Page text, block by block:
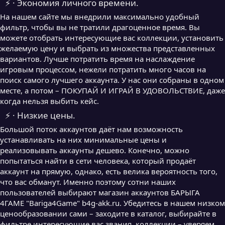
⚡ · Экономия личного времени.
На нашем сайте мы внедрили максимально удобный
фильтр, чтобы вы не тратили драгоценное время. Вы
можете отобрать интересующие вас коллекции, установить
желаемую цену и выбрать из множества представленных
вариантов. Лучше потратить время на наслаждение
игровым процессом, нежели потратить много часов на
поиск самого лучшего аккаунта. У нас они собраны в одном
месте, а потом – ПОКУПАЙ И ИГРАЙ В УДОВОЛЬСТВИЕ, даже
когда нельзя выбить кейс.
⚡ · Низкие цены.
Большой поток аккаунтов даёт нам возможность
устанавливать на них минимальные цены и
реализовывать аккаунты дешево. Конечно, можно
попытаться найти в сети человека, который продаёт
аккаунт на прямую, однако, есть велика вероятность того,
что вас обманут. Именно поэтому сотни наших
пользователей выбирают магазин аккаунтов БАРЫГА
4ГАМЕ "Bariga4Game" b4g-akk.ru. Убедитесь в нашем низком
ценообразовании сами – заходите в каталог, выбирайте в